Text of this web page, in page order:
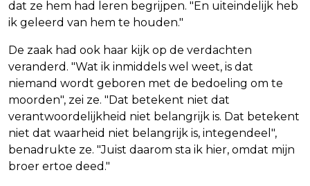
dat ze hem had leren begrijpen. "En uiteindelijk heb
ik geleerd van hem te houden."
De zaak had ook haar kijk op de verdachten
veranderd. "Wat ik inmiddels wel weet, is dat
niemand wordt geboren met de bedoeling om te
moorden", zei ze. "Dat betekent niet dat
verantwoordelijkheid niet belangrijk is. Dat betekent
niet dat waarheid niet belangrijk is, integendeel",
benadrukte ze. "Juist daarom sta ik hier, omdat mijn
broer ertoe deed."